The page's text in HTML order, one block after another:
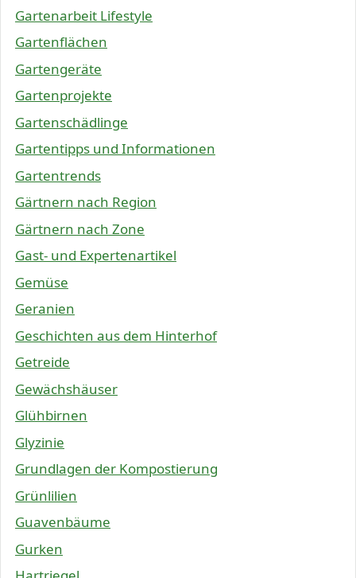
Gartenarbeit Lifestyle
Gartenflächen
Gartengeräte
Gartenprojekte
Gartenschädlinge
Gartentipps und Informationen
Gartentrends
Gärtnern nach Region
Gärtnern nach Zone
Gast- und Expertenartikel
Gemüse
Geranien
Geschichten aus dem Hinterhof
Getreide
Gewächshäuser
Glühbirnen
Glyzinie
Grundlagen der Kompostierung
Grünlilien
Guavenbäume
Gurken